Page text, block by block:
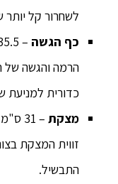
לשחרור קל יותר
כף הגשה
הרמה והגשה של
כדורית למניעת
מצקת
–
זווית המצקת
התבשיל.